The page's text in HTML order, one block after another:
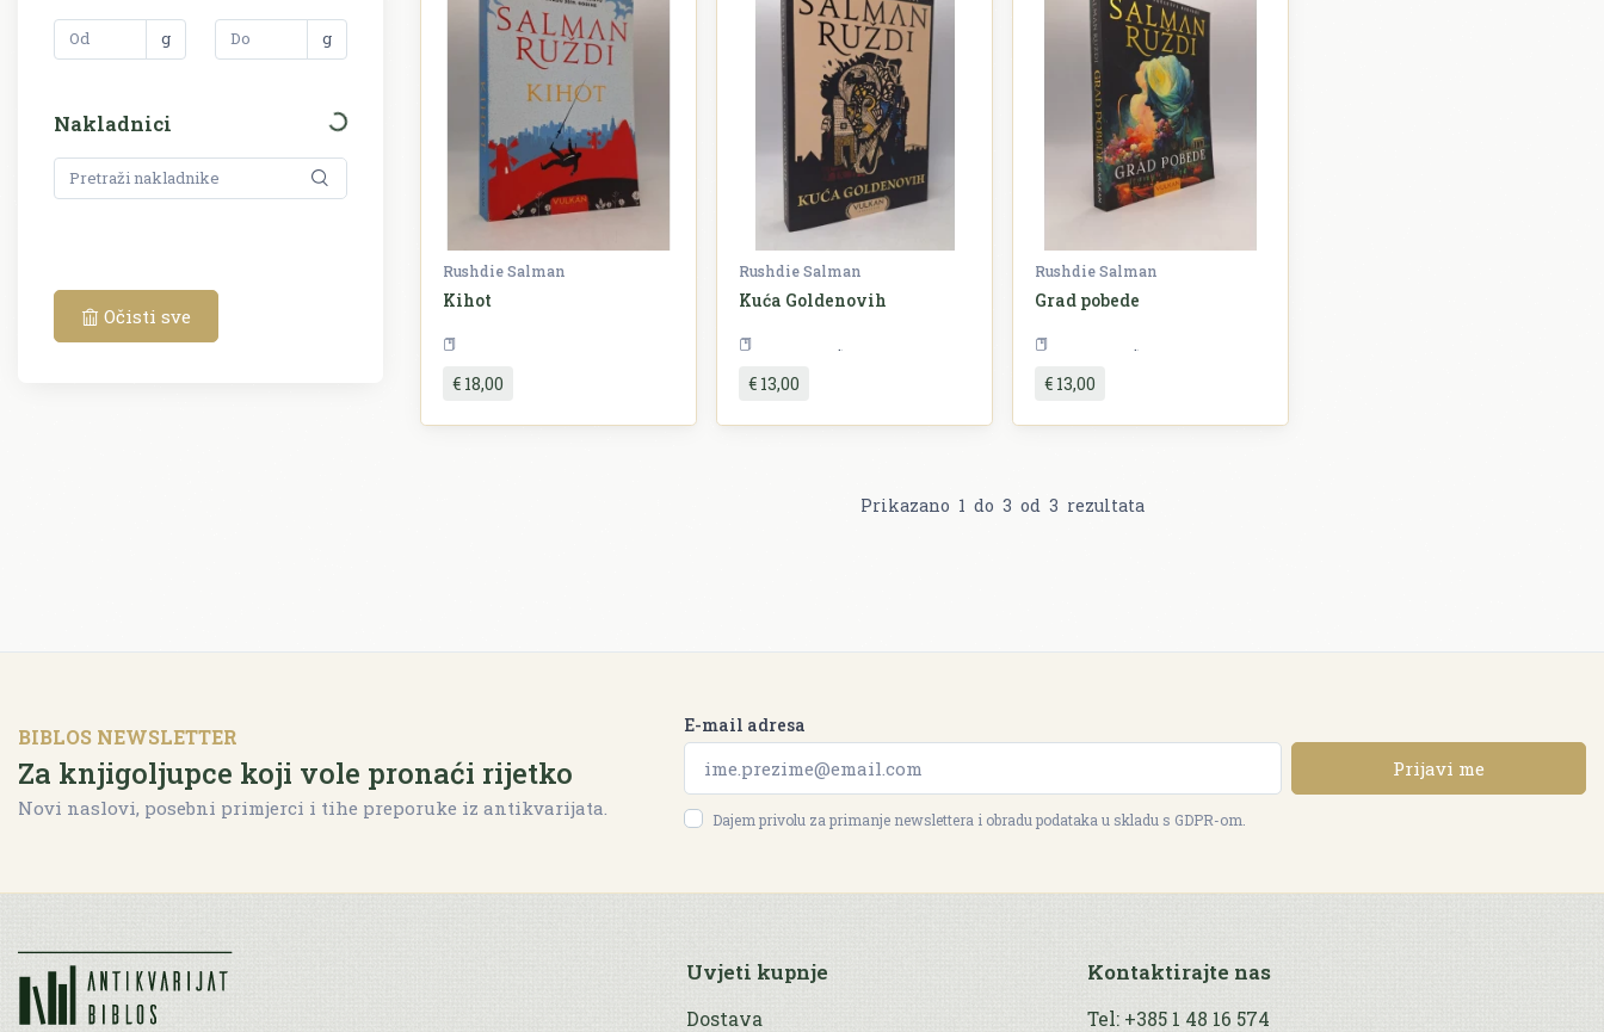
g g
Nakladnici
Očisti sve
Rushdie Salman
Kihot
€ 18,00
Rushdie Salman
Kuća Goldenovih
€ 13,00
Rushdie Salman
Grad pobede
€ 13,00
Prikazano 1 do 3 od 3 rezultata
BIBLOS NEWSLETTER
Za knjigoljupce koji vole pronaći rijetko
Novi naslovi, posebni primjerci i tihe preporuke iz antikvarijata.
E-mail adresa
Prijavi me
Dajem privolu za primanje newslettera i obradu podataka u skladu s GDPR-om.
Uvjeti kupnje
Dostava
Kontaktirajte nas
Tel: +385 1 48 16 574